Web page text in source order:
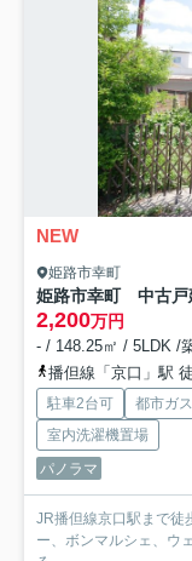
NEW
姫路市幸町
姫路市幸町 中古戸
2,200万円
- / 148.25㎡ / 5LDK /
播但線「京口」駅
駐車2台可 都市ガス
室内洗濯機置場
パノラマ
JR播但線京口駅まで徒
ー、ボンマルシェ、ウ